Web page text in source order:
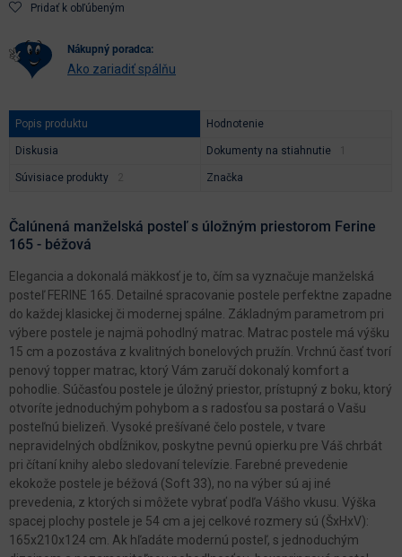
Pridať k obľúbeným
nákupný poradca:
Ako zariadiť spálňu
Popis produktu Hodnotenie
Diskusia Dokumenty na stiahnutie
Súvisiace produkty Značka
Čalúnená manželská posteľ s úložným priestorom Ferine
165 - béžová
Elegancia a dokonalá mäkkosť je to, čím sa vyznačuje manželská
posteľ FERINE 165. Detailné spracovanie postele perfektne zapadne
do každej klasickej či modernej spálne. Základným parametrom pri
výbere postele je najmä pohodlný matrac. Matrac postele má výšku
15 cm a pozostáva z kvalitných bonelových pružín. Vrchnú časť tvorí
penový topper matrac, ktorý Vám zaručí dokonalý komfort a
pohodlie. Súčasťou postele je úložný priestor, prístupný z boku, ktorý
otvoríte jednoduchým pohybom a s radosťou sa postará o Vašu
posteľnú bielizeň. Vysoké prešívané čelo postele, v tvare
nepravidelných obdĺžnikov, poskytne pevnú opierku pre Váš chrbát
pri čítaní knihy alebo sledovaní televízie. Farebné prevedenie
ekokože postele je béžová (Soft 33), no na výber sú aj iné
prevedenia, z ktorých si môžete vybrať podľa Vášho vkusu. Výška
spacej plochy postele je 54 cm a jej celkové rozmery sú (ŠxHxV):
165x210x124 cm. Ak hľadáte modernú posteľ, s jednoduchým